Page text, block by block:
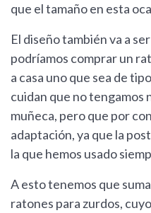
que el tamaño en esta
El diseño también va a
podríamos comprar un
a casa uno que sea de
cuidan que no tengamos
muñeca, pero que por
adaptación, ya que la
la que hemos usado
A esto tenemos que
ratones para zurdos,